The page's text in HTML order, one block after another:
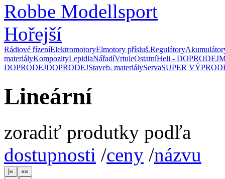
Robbe Modellsport
Hořejší
Rádiové řízeníElektromotoryElmotory přísluš.Regulátory
materiályKompozityLepidlaNářadíVrtuleOstatníHeli - DOPRODEJ
DOPRODEJDOPRODEJStaveb. materiályServaSUPER
Lineární
zoradiť produtky podľa
dostupnosti /ceny /názvu